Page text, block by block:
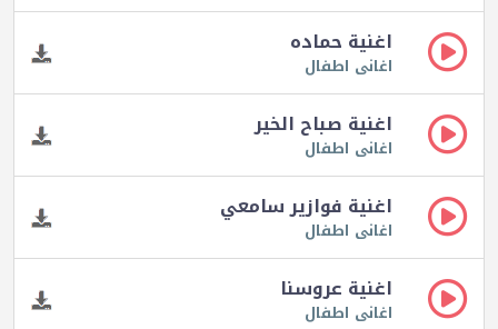
اغنية حماده
اغانى اطفال
اغنية صباح الخير
اغانى اطفال
اغنية فوازير سامعي
اغانى اطفال
اغنية عروسنا
اغانى اطفال